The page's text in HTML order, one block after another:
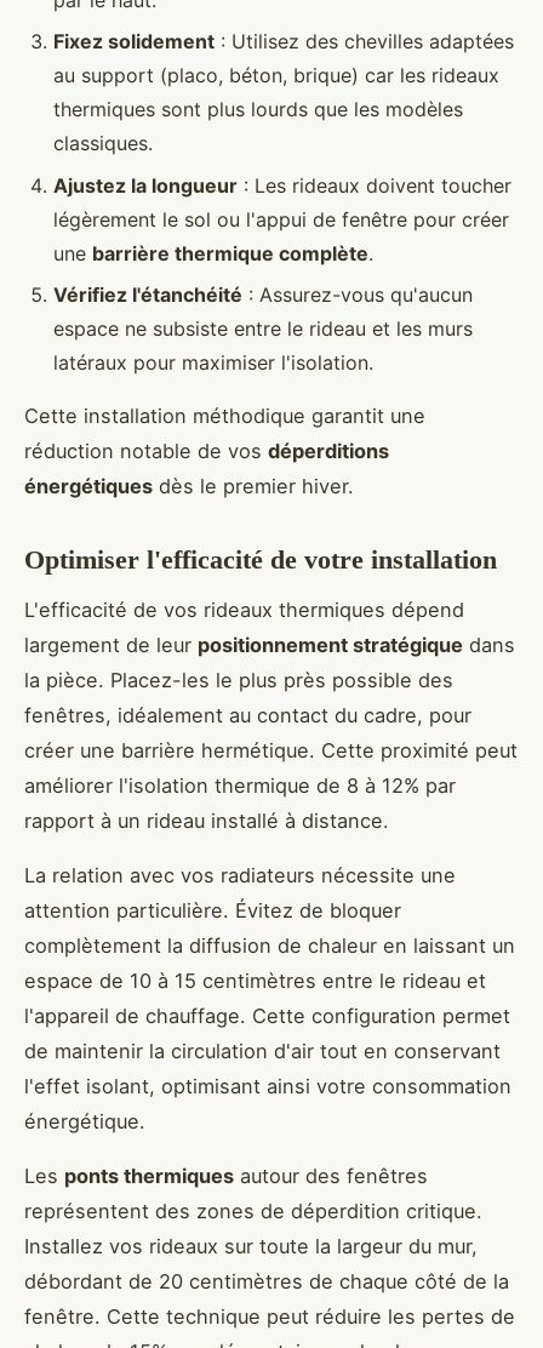
Fixez solidement : Utilisez des chevilles adaptées
au support (placo, béton, brique) car les rideaux
thermiques sont plus lourds que les modèles
classiques.
Ajustez la longueur : Les rideaux doivent toucher
légèrement le sol ou l'appui de fenêtre pour créer
une barrière thermique complète.
Vérifiez l'étanchéité : Assurez-vous qu'aucun
espace ne subsiste entre le rideau et les murs
latéraux pour maximiser l'isolation.
Cette installation méthodique garantit une
réduction notable de vos déperditions
énergétiques dès le premier hiver.
Optimiser l'efficacité de votre installation
L'efficacité de vos rideaux thermiques dépend
largement de leur positionnement stratégique dans
la pièce. Placez-les le plus près possible des
fenêtres, idéalement au contact du cadre, pour
créer une barrière hermétique. Cette proximité peut
améliorer l'isolation thermique de 8 à 12% par
rapport à un rideau installé à distance.
La relation avec vos radiateurs nécessite une
attention particulière. Évitez de bloquer
complètement la diffusion de chaleur en laissant un
espace de 10 à 15 centimètres entre le rideau et
l'appareil de chauffage. Cette configuration permet
de maintenir la circulation d'air tout en conservant
l'effet isolant, optimisant ainsi votre consommation
énergétique.
Les ponts thermiques autour des fenêtres
représentent des zones de déperdition critique.
Installez vos rideaux sur toute la largeur du mur,
débordant de 20 centimètres de chaque côté de la
fenêtre. Cette technique peut réduire les pertes de